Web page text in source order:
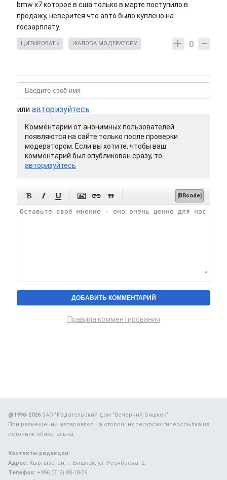
bmw x7 которое в сша только в марте поступило в
продажу, неверится что авто было куплено на
госзарплату.
0
ЦИТИРОВАТЬ ЖАЛОБА МОДЕРАТОРУ
или авторизуйтесь
Комментарии от анонимных пользователей
появляются на сайте только после проверки
модератором. Если вы хотите, чтобы ваш
комментарий был опубликован сразу, то
авторизуйтесь
      [BBcode]
Правила комментирования
@1996-2026ЗАО "Издательский дом "Вечерний Бишкек"
При размещении материалов на сторонних ресурсах гиперссылка на
источник обязательна.
Контакты редакции:
Адрес: Кыргызстан, г. Бишкек, ул. Усенбаева, 2.
Телефон: +996 (312) 88-18-09.